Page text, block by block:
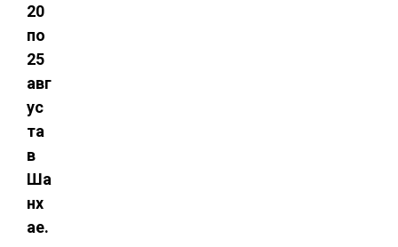
20
по
25
авг
ус
та
в
Ша
нх
ае.